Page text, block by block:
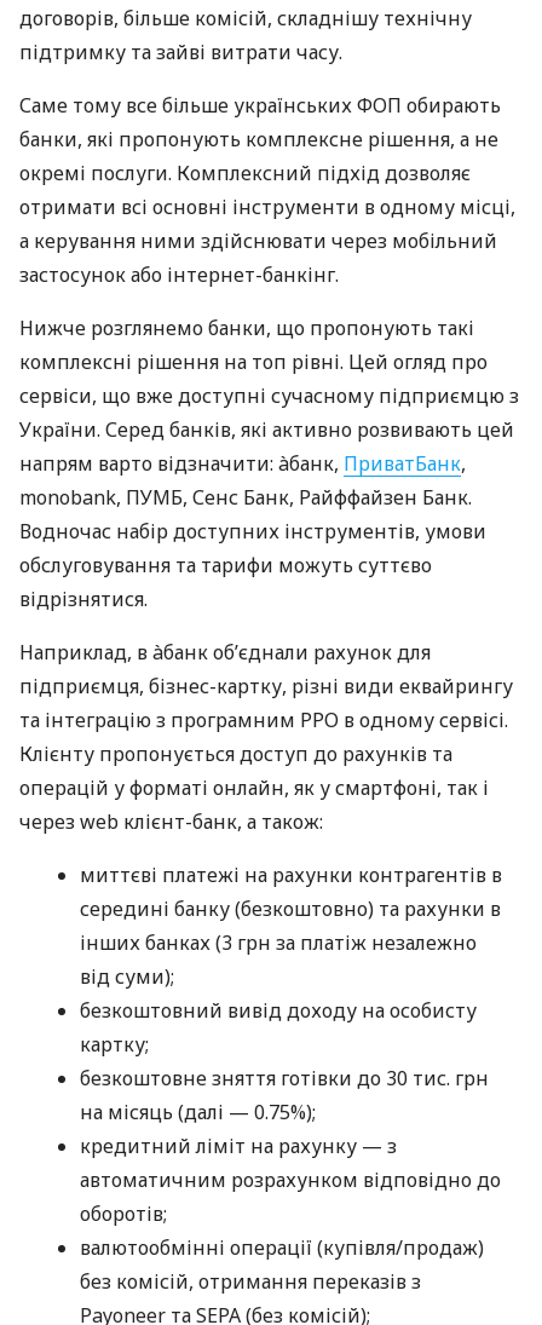
договорів, більше комісій, складнішу технічну
підтримку та зайві витрати часу.
Саме тому все більше українських ФОП обирають
банки, які пропонують комплексне рішення, а не
окремі послуги. Комплексний підхід дозволяє
отримати всі основні інструменти в одному місці,
а керування ними здійснювати через мобільний
застосунок або інтернет-банкінг.
Нижче розглянемо банки, що пропонують такі
комплексні рішення на топ рівні. Цей огляд про
сервіси, що вже доступні сучасному підприємцю з
України. Серед банків, які активно розвивають цей
напрям варто відзначити: àбанк, ПриватБанк,
monobank, ПУМБ, Сенс Банк, Райффайзен Банк.
Водночас набір доступних інструментів, умови
обслуговування та тарифи можуть суттєво
відрізнятися.
Наприклад, в àбанк об’єднали рахунок для
підприємця, бізнес-картку, різні види еквайрингу
та інтеграцію з програмним РРО в одному сервісі.
Клієнту пропонується доступ до рахунків та
операцій у форматі онлайн, як у смартфоні, так і
через web клієнт-банк, а також:
миттєві платежі на рахунки контрагентів в
середині банку (безкоштовно) та рахунки в
інших банках (3 грн за платіж незалежно
від суми);
безкоштовний вивід доходу на особисту
картку;
безкоштовне зняття готівки до 30 тис. грн
на місяць (далі — 0.75%);
кредитний ліміт на рахунку — з
автоматичним розрахунком відповідно до
оборотів;
валютообмінні операції (купівля/продаж)
без комісій, отримання переказів з
Payoneer та SEPA (без комісій);